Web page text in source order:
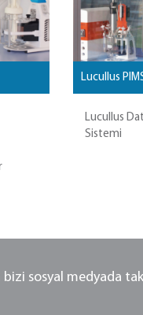
Lucullus PIMS
Lucullus
Sistemi
sosyal medyada